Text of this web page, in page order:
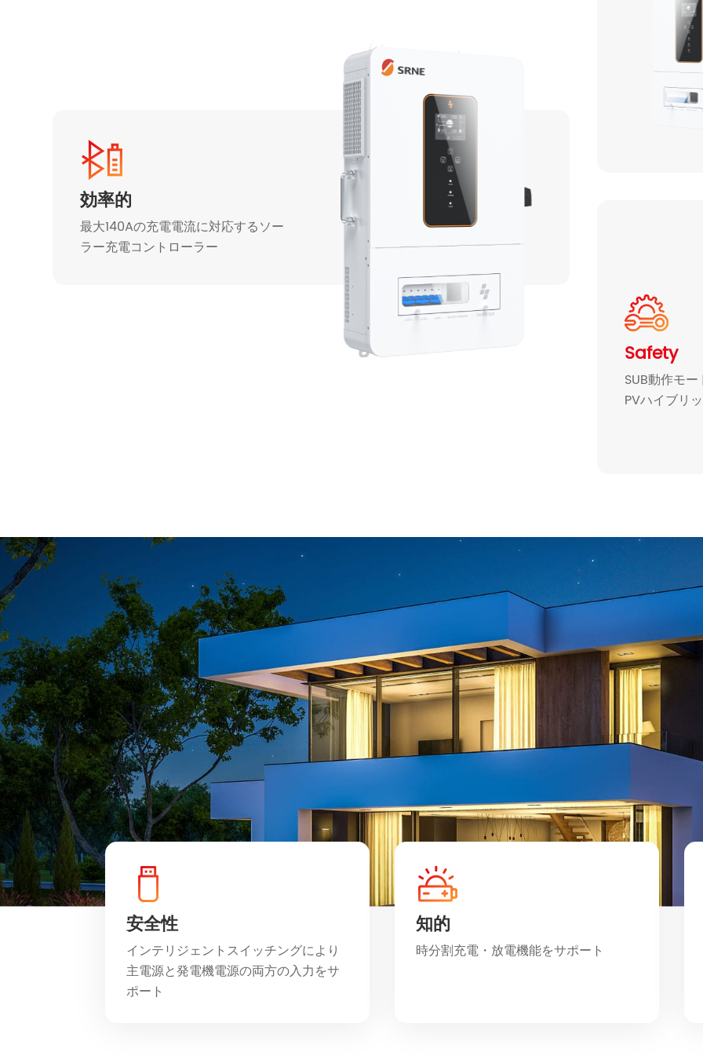
効率的
最大140Aの充電電流に対応するソー
ラー充電コントローラー
Safety
SUB動作モ
PVハイブリ
安全性
インテリジェントスイッチングにより
主電源と発電機電源の両方の入力をサ
ポート
知的
時分割充電・放電機能をサポート